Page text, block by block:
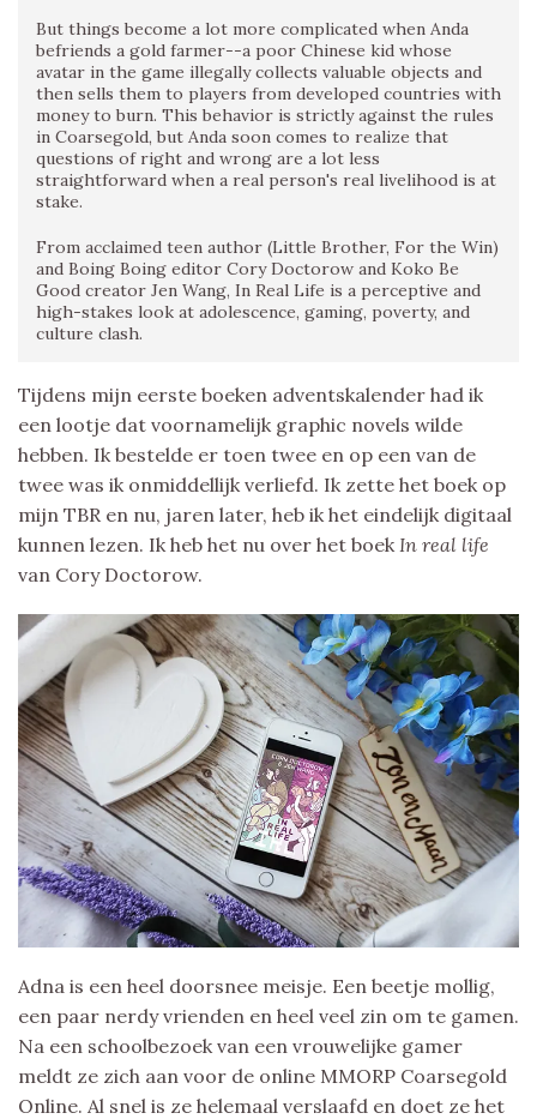
But things become a lot more complicated when Anda
befriends a gold farmer--a poor Chinese kid whose
avatar in the game illegally collects valuable objects and
then sells them to players from developed countries with
money to burn. This behavior is strictly against the rules
in Coarsegold, but Anda soon comes to realize that
questions of right and wrong are a lot less
straightforward when a real person's real livelihood is at
stake.
From acclaimed teen author (Little Brother, For the Win)
and Boing Boing editor Cory Doctorow and Koko Be
Good creator Jen Wang, In Real Life is a perceptive and
high-stakes look at adolescence, gaming, poverty, and
culture clash.
Tijdens mijn eerste boeken adventskalender had ik
een lootje dat voornamelijk graphic novels wilde
hebben. Ik bestelde er toen twee en op een van de
twee was ik onmiddellijk verliefd. Ik zette het boek op
mijn TBR en nu, jaren later, heb ik het eindelijk digitaal
kunnen lezen. Ik heb het nu over het boek In real life
van Cory Doctorow.
Adna is een heel doorsnee meisje. Een beetje mollig,
een paar nerdy vrienden en heel veel zin om te gamen.
Na een schoolbezoek van een vrouwelijke gamer
meldt ze zich aan voor de online MMORP Coarsegold
Online. Al snel is ze helemaal verslaafd en doet ze het